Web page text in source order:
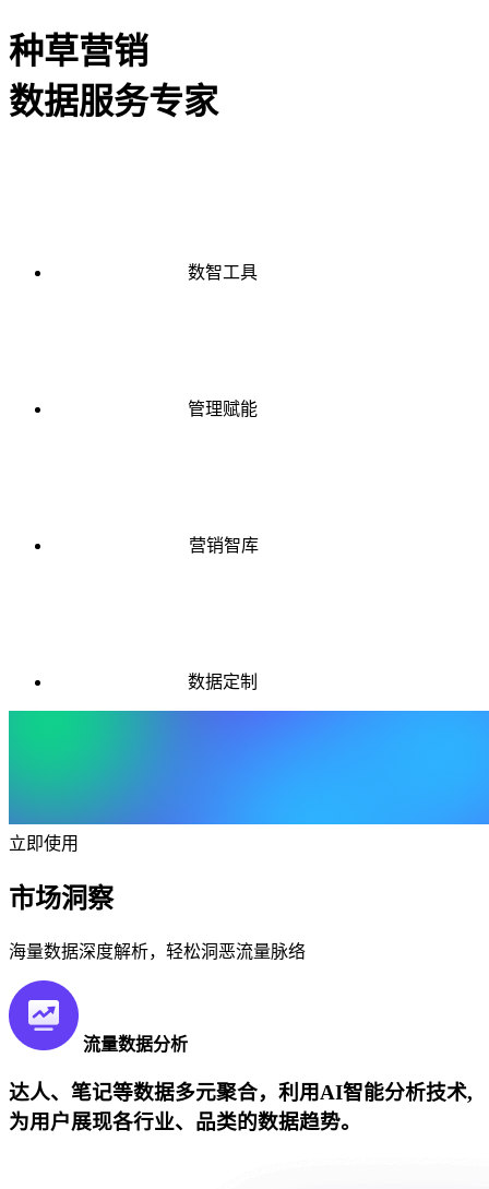
种草营销
数据服务专家
数智工具
管理赋能
营销智库
数据定制
立即使用
市场洞察
海量数据深度解析，轻松洞恶流量脉络
流量数据分析
达人、笔记等数据多元聚合，利用AI智能分析技术,
为用户展现各行业、品类的数据趋势。